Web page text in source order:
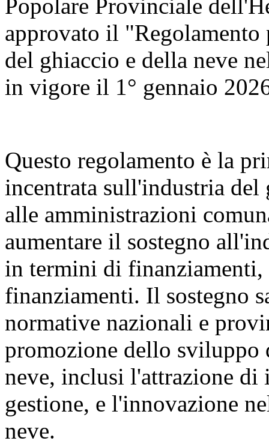
Popolare Provinciale
approvato il
del ghiaccio e della neve
in vigore il 1° gennaio
Questo regolamento è la
incentrata sull'industria del
alle amministrazioni
aumentare il sostegno
in termini di finanziamenti,
finanziamenti. Il sostegno
normative nazionali e
promozione dello sviluppo
neve, inclusi l'attrazione di
gestione, e l'innovazione
neve.